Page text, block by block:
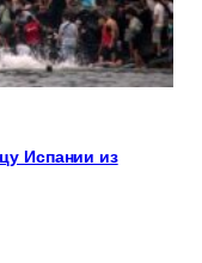
Испании из